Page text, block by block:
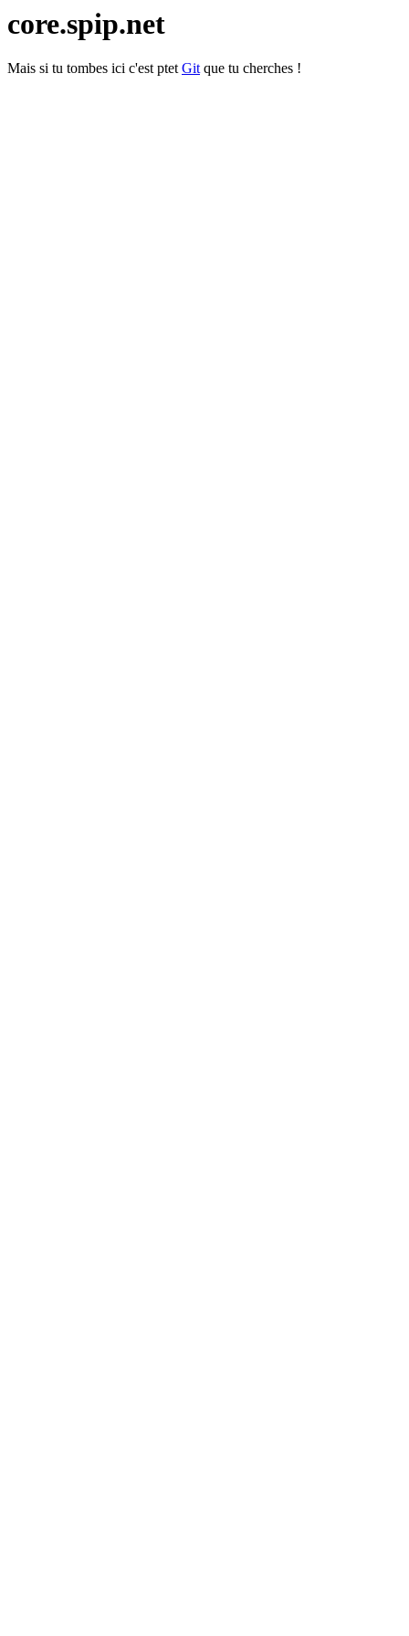
core.spip.net
Mais si tu tombes ici c'est ptetGitque tu cherches !